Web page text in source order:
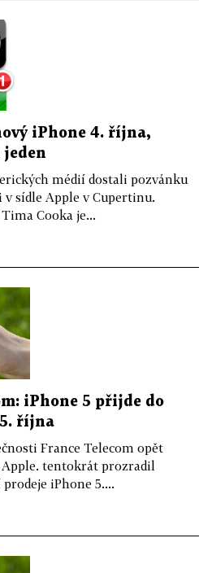
iPhone 4. října,
jeden
médií dostali pozvánku
sídle Apple v Cupertinu.
Cooka je...
iPhone 5 přijde do
října
France Telecom opět
tentokrát prozradil
iPhone 5....